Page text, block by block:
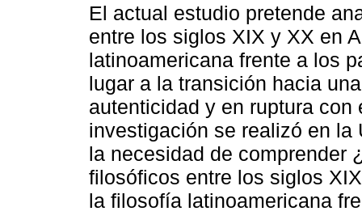
El actual estudio pretende
entre los siglos XIX y XX en
latinoamericana frente a los
lugar a la transición hacia
autenticidad y en ruptura
investigación se realizó en la
la necesidad de comprender
filosóficos entre los siglos
la filosofía latinoamericana